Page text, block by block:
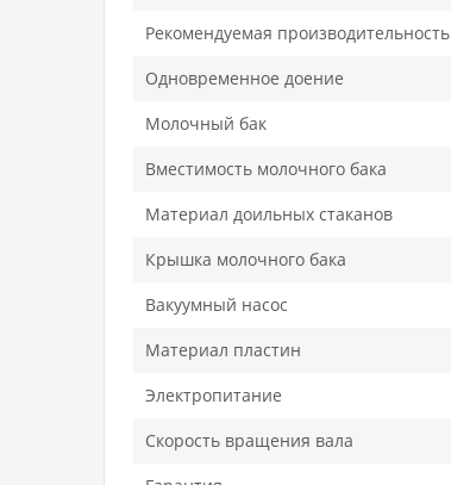
Рекомендуемая производительность
Одновременное доение
Молочный бак
Вместимость молочного бака
Материал доильных стаканов
Крышка молочного бака
Вакуумный насос
Материал пластин
Электропитание
Скорость вращения вала